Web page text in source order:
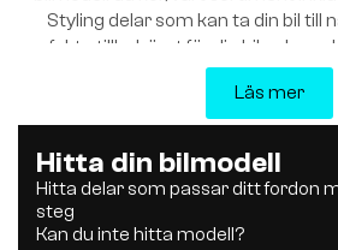
Styling delar som kan ta din bil till
perfekta tillbehöret för din bil och ge
hos K7center.se”
Läs mer
Hitta din bilmodell
Hitta delar som passar ditt fordon
steg
Kan du inte hitta modell?